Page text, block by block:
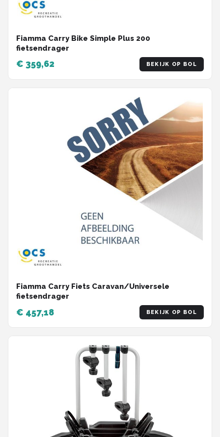
Fiamma Carry Bike Simple Plus 200
fietsendrager
€ 359,62 BEKIJK OP BOL
Fiamma Carry Fiets Caravan/Universele
fietsendrager
€ 457,18 BEKIJK OP BOL